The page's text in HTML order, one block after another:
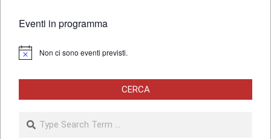
Eventi in programma
Notice Non ci sono eventi previsti.
CERCA
Search